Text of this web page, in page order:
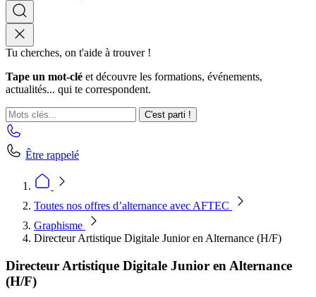
Tu cherches, on t'aide à trouver !
Tape un mot-clé et découvre les formations, événements,
actualités... qui te correspondent.
C'est parti !
Être rappelé
Toutes nos offres d’alternance avec AFTEC
Graphisme
Directeur Artistique Digitale Junior en Alternance (H/F)
Directeur Artistique Digitale Junior en Alternance
(H/F)